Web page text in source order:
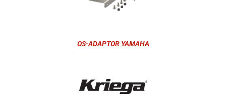
OS-ADAPTOR YAMAHA